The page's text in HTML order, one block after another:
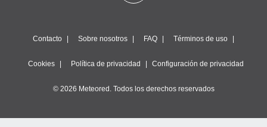
Contacto Sobre nosotros FAQ Términos de uso
Cookies Política de privacidad Configuración de privacidad
© 2026 Meteored. Todos los derechos reservados